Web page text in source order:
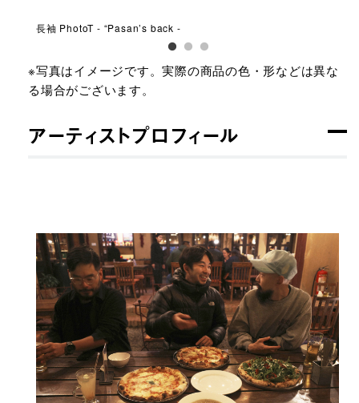
長袖 PhotoT - “Pasan’s back -
※写真はイメージです。実際の商品の色・形などは異な
る場合がございます。
アーティストプロフィール